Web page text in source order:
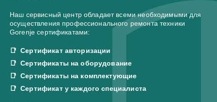
Наш сервисный центр обладает всеми необходимыми для
осуществления профессионального ремонта техники
Gorenje сертификатами:
Сертификат авторизации
Сертификаты на оборудование
Сертификаты на комплектующие
Сертификат у каждого специалиста